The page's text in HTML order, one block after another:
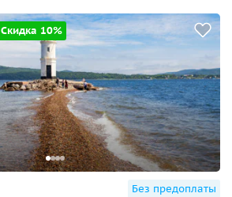
Скидка 10%
Без предоплаты